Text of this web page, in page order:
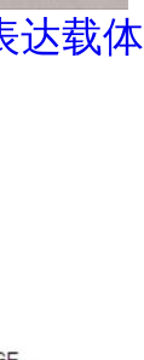
达载体